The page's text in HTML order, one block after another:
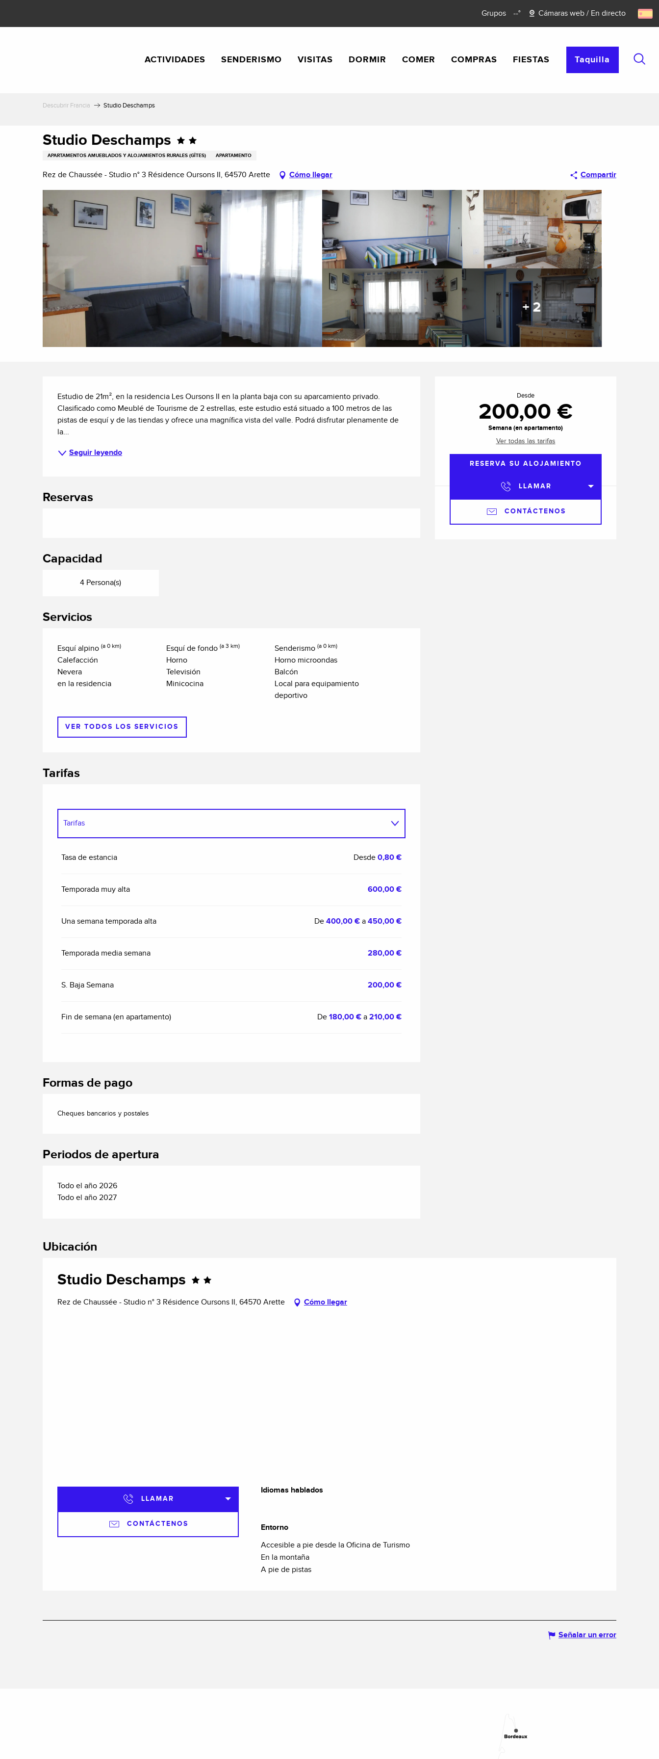
contenu
Grupos --° Cámaras web / En directo
ACTIVIDADES SENDERISMO VISITAS DORMIR COMER COMPRAS FIESTAS Taquilla
Descubrir Francia Studio Deschamps
Studio Deschamps
APARTAMENTOS AMUEBLADOS Y ALOJAMIENTOS RURALES (GÎTES) APARTAMENTO
Rez de Chaussée - Studio n° 3 Résidence Oursons II, 64570 Arette Cómo llegar Compartir
+ 2
Desde
200,00 €
Semana (en apartamento)
Ver todas las tarifas
RESERVA SU ALOJAMIENTO
LLAMAR
CONTÁCTENOS
Descripción
Estudio de 21m², en la residencia Les Oursons II en la planta baja con su aparcamiento privado.
Clasificado como Meublé de Tourisme de 2 estrellas, este estudio está situado a 100 metros de las
pistas de esquí y de las tiendas y ofrece una magnífica vista del valle. Podrá disfrutar plenamente de
la...
Seguir leyendo
Reservas
Capacidad
4 Persona(s)
Servicios
Esquí alpino(a 0 km) Esquí de fondo (a 3 km) Senderismo(a 0 km)
Calefacción Horno
Horno microondas
Nevera
Televisión
Balcón
en la residencia
Minicocina
Local para equipamiento
deportivo
VER TODOS LOS SERVICIOS
Tarifas
Tarifas
Tasa de estancia Desde0,80 €
Temporada muy alta 600,00 €
Una semana temporada alta De400,00 € a450,00 €
Temporada media semana 280,00 €
S. Baja Semana 200,00 €
Fin de semana (en apartamento) De180,00 € a210,00 €
Formas de pago
Cheques bancarios y postales
Periodos de apertura
Todo el año 2026
Todo el año 2027
Ubicación
Studio Deschamps
Rez de Chaussée - Studio n° 3 Résidence Oursons II, 64570 Arette Cómo llegar
LLAMAR
CONTÁCTENOS
Idiomas hablados
Idiomas hablados
Entorno
Entorno
Accesible a pie desde la Oficina de Turismo
En la montaña
A pie de pistas
Señalar un error